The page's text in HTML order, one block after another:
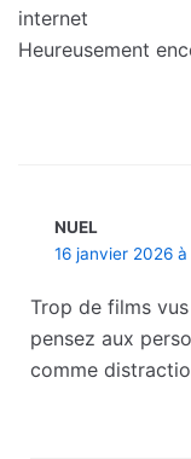
internet
Heureusement
NUEL
16 janvier 2026 à
Trop de films
pensez aux
comme